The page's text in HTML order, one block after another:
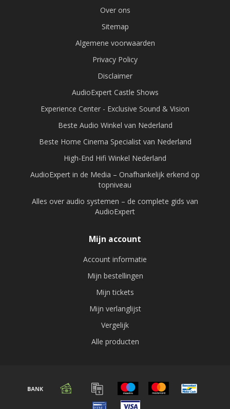
Over ons
Sitemap
Algemene voorwaarden
Privacy Policy
Disclaimer
AudioExpert Castle Shows
Experience Center - Exclusive Sound & Vision
Beste Audio Winkel van Nederland
Beste Home Cinema Specialist van Nederland
High-End Hifi Winkel Nederland
AudioExpert in de Media – Onafhankelijk erkend op
topniveau
Alles over audio systemen – de complete gids van
AudioExpert
Mijn account
Account informatie
Mijn bestellingen
Mijn tickets
Mijn verlanglijst
Vergelijk
Alle producten